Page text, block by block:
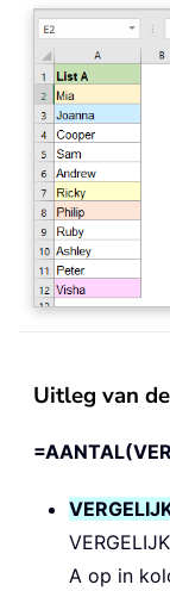
Uitleg van
A op in